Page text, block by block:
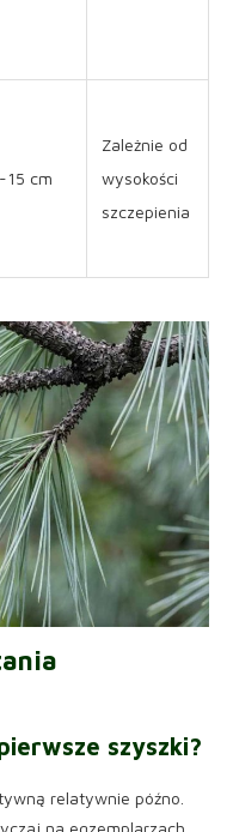
15 cm
Zależnie od
wysokości
szczepienia
szyszki?
relatywnie późno.